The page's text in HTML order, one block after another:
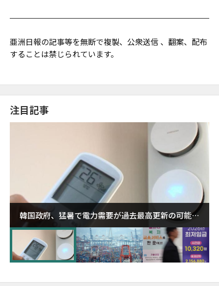
亜洲日報の記事等を無断で複製、公衆送信 、翻案、配布
することは禁じられています。
注目記事
韓国政府、猛暑で電力需要が過去最高更新の可能性
に需給対応体制を点検